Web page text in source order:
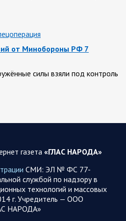
от Минобороны РФ 7
силы взяли под контроль
По его оценке, Тегеран
газета «ГЛАС НАРОДА»
СМИ: ЭЛ № ФС 77-
службой по надзору в
технологий и массовых
г. Учредитель — ООО
НАРОДА»